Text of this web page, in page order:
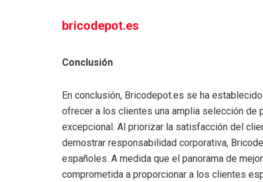
bricodepot.es
Conclusión
En conclusión, Bricodepot.es se ha
ofrecer a los clientes una amplia selección
excepcional. Al priorizar la satisfacción del
demostrar responsabilidad corporativa,
españoles. A medida que el panorama de
comprometida a proporcionar a los clientes